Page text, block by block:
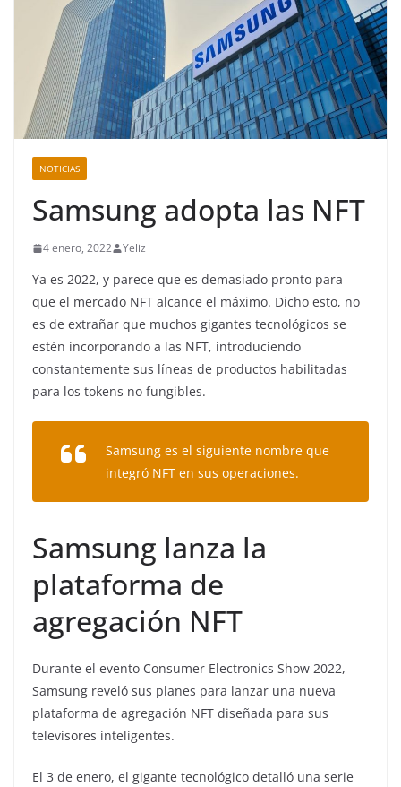
NOTICIAS
Samsung adopta las NFT
4 enero, 2022 Yeliz
Ya es 2022, y parece que es demasiado pronto para
que el mercado NFT alcance el máximo. Dicho esto, no
es de extrañar que muchos gigantes tecnológicos se
estén incorporando a las NFT, introduciendo
constantemente sus líneas de productos habilitadas
para los tokens no fungibles.
Samsung es el siguiente nombre que
integró NFT en sus operaciones.
Samsung lanza la
plataforma de
agregación NFT
Durante el evento Consumer Electronics Show 2022,
Samsung reveló sus planes para lanzar una nueva
plataforma de agregación NFT diseñada para sus
televisores inteligentes.
El 3 de enero, el gigante tecnológico detalló una serie